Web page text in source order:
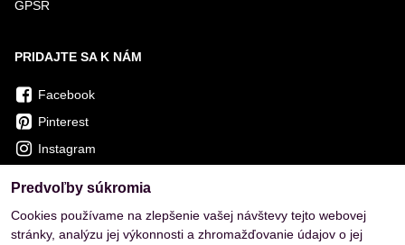
GPSR
PRIDAJTE SA K NÁM
Facebook
Pinterest
Instagram
Predvoľby súkromia
Cookies používame na zlepšenie vašej návštevy tejto webovej
stránky, analýzu jej výkonnosti a zhromažďovanie údajov o jej